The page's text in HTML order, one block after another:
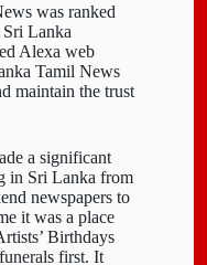
was ranked
Sri Lanka
Alexa web
Tamil News
maintain the trust
a significant
in Sri Lanka from
newspapers to
it was a place
Birthdays
first. It